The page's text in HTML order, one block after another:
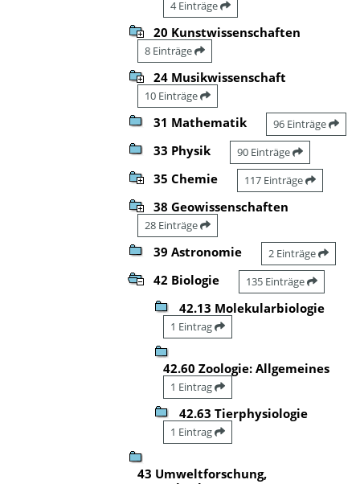
4 Einträge
20 Kunstwissenschaften
8 Einträge
24 Musikwissenschaft
10 Einträge
31 Mathematik 96 Einträge
33 Physik 90 Einträge
35 Chemie 117 Einträge
38 Geowissenschaften
28 Einträge
39 Astronomie 2 Einträge
42 Biologie 135 Einträge
42.13 Molekularbiologie
1 Eintrag
42.60 Zoologie: Allgemeines
1 Eintrag
42.63 Tierphysiologie
1 Eintrag
43 Umweltforschung,